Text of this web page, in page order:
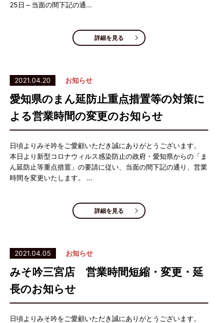
25日～当面の間下記の通…
詳細を見る
2021.04.20 お知らせ
愛知県のまん延防止重点措置等の対策に
よる営業時間の変更のお知らせ
日頃よりみそ吟をご愛顧いただき誠にありがとうございます。
本日より新型コロナウィルス感染防止の政府・愛知県からの「ま
ん延防止等重点措置」の要請に従い、当面の間下記の通り、営業
時間を変更いたします。 …
詳細を見る
2021.04.05 お知らせ
みそ吟三宮店 営業時間短縮・変更・延
長のお知らせ
日頃よりみそ吟をご愛顧いただき誠にありがとうございます。